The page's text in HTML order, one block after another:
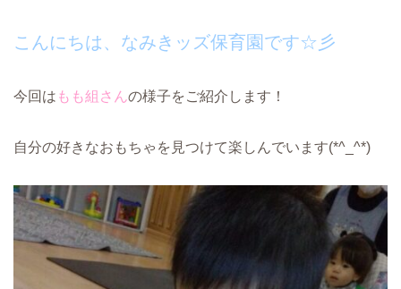
こんにちは、なみきッズ保育園です☆彡
今回は もも組さんの様子をご紹介します！
自分の好きなおもちゃを見つけて楽しんでいます(*^_^*)